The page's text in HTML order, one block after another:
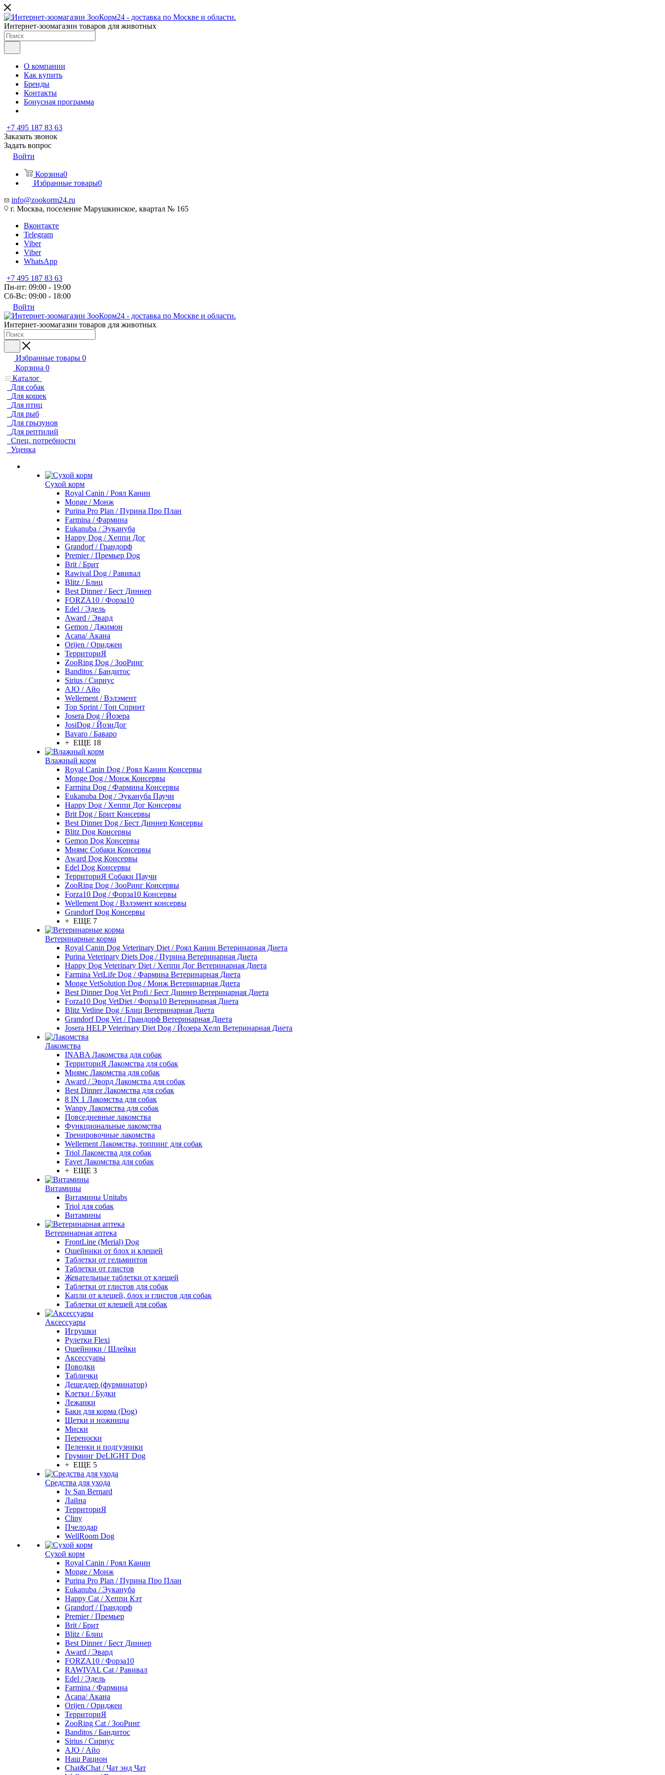
Интернет-зоомагазин товаров для животных
О компании
Как купить
Бренды
Контакты
Бонусная программа
+7 495 187 83 63
Заказать звонок
Задать вопрос
Войти
Корзина0
Избранные товары0
info@zookorm24.ru
г. Москва, поселение Марушкинское, квартал № 165
Вконтакте
Telegram
Viber
Viber
WhatsApp
+7 495 187 83 63
Пн-пт: 09:00 - 19:00
Сб-Вс: 09:00 - 18:00
Войти
Интернет-зоомагазин товаров для животных
Избранные товары 0
Корзина 0
Каталог
Для собак
Для кошек
Для птиц
Для рыб
Для грызунов
Для рептилий
Спец. потребности
Уценка
Сухой корм
Royal Canin / Роял Канин
Monge / Монж
Purina Pro Plan / Пурина Про План
Farmina / Фармина
Eukanuba / Эукануба
Happy Dog / Хеппи Дог
Grandorf / Грандорф
Premier / Премьер Dog
Brit / Брит
Rawival Dog / Равивал
Blitz / Блиц
Best Dinner / Бест Диннер
FORZA10 / Форза10
Edel / Эдель
Award / Эвард
Gemon / Джимон
Acana/ Акана
Orijen / Ориджен
ТерриториЯ
ZooRing Dog / ЗооРинг
Banditos / Бандитос
Sirius / Сириус
AJO / Айо
Wellement / Вэлэмент
Top Sprint / Топ Спринт
Josera Dog / Йозера
JosiDog / ЙозиДог
Bavaro / Баваро
+ ЕЩЕ 18
Влажный корм
Royal Canin Dog / Роял Канин Консервы
Monge Dog / Монж Консервы
Farmina Dog / Фармина Консервы
Eukanuba Dog / Эукануба Паучи
Happy Dog / Хеппи Дог Консервы
Brit Dog / Брит Консервы
Best Dinner Dog / Бест Диннер Консервы
Blitz Dog Консервы
Gemon Dog Консервы
Мнямс Собаки Консервы
Award Dog Консервы
Edel Dog Консервы
ТерриториЯ Собаки Паучи
ZooRing Dog / ЗооРинг Консервы
Forza10 Dog / Форза10 Консервы
Wellement Dog / Вэлэмент консервы
Grandorf Dog Консервы
+ ЕЩЕ 7
Ветеринарные корма
Royal Canin Dog Veterinary Diet / Роял Канин Ветеринарная Диета
Purina Veterinary Diets Dog / Пурина Ветеринарная Диета
Happy Dog Veterinary Diet / Хеппи Дог Ветеринарная Диета
Farmina VetLife Dog / Фармина Ветеринарная Диета
Monge VetSolution Dog / Монж Ветеринарная Диета
Best Dinner Dog Vet Profi / Бест Диннер Ветеринарная Диета
Forza10 Dog VetDiet / Форза10 Ветеринарная Диета
Blitz Vetline Dog / Блиц Ветеринарная Диета
Grandorf Dog Vet / Грандорф Ветеринарная Диета
Josera HELP Veterinary Diet Dog / Йозера Хелп Ветеринарная Диета
Лакомства
INABA Лакомства для собак
ТерриториЯ Лакомства для собак
Мнямс Лакомства для собак
Award / Эворд Лакомства для собак
Best Dinner Лакомства для собак
8 IN 1 Лакомства для собак
Wanpy Лакомства для собак
Повседневные лакомства
Функциональные лакомства
Тренировочные лакомства
Wellement Лакомства, топпинг для собак
Triol Лакомства для собак
Favet Лакомства для собак
+ ЕЩЕ 3
Витамины
Витамины Unitabs
Triol для собак
Витамины
Ветеринарная аптека
FrontLine (Merial) Dog
Ошейники от блох и клещей
Таблетки от гельминтов
Таблетки от глистов
Жевательные таблетки от клещей
Таблетки от глистов для собак
Капли от клещей, блох и глистов для собак
Таблетки от клещей для собак
Аксессуары
Игрушки
Рулетки Flexi
Ошейники / Шлейки
Аксессуары
Поводки
Таблички
Дешеддер (фурминатор)
Клетки / Будки
Лежанки
Баки для корма (Dog)
Щетки и ножницы
Миски
Переноски
Пеленки и подгузники
Груминг DeLIGHT Dog
+ ЕЩЕ 5
Средства для ухода
Iv San Bernard
Лайна
ТерриториЯ
Cliny
Пчелодар
WellRoom Dog
Сухой корм
Royal Canin / Роял Канин
Monge / Монж
Purina Pro Plan / Пурина Про План
Eukanuba / Эукануба
Happy Cat / Хеппи Кэт
Grandorf / Грандорф
Premier / Премьер
Brit / Брит
Blitz / Блиц
Best Dinner / Бест Диннер
Award / Эвард
FORZA10 / Форза10
RAWIVAL Cat / Равивал
Edel / Эдель
Farmina / Фармина
Acana/ Акана
Orijen / Ориджен
ТерриториЯ
ZooRing Cat / ЗооРинг
Banditos / Бандитос
Sirius / Сириус
AJO / Айо
Наш Рацион
Chat&Chat / Чат энд Чат